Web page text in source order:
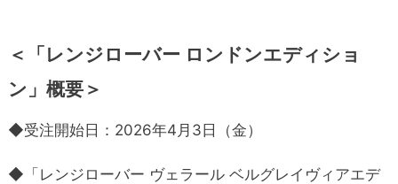
＜「レンジローバー ロンドンエディショ
ン」概要＞
◆受注開始日：2026年4月3日（金）
◆「レンジローバー ヴェラール ベルグレイヴィアエデ